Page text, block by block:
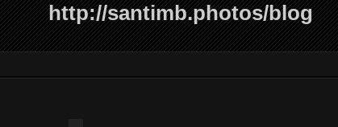
http://santimb.photos/blog